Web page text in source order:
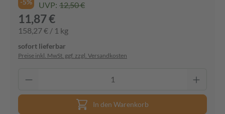
-5% UVP: 12,50 €
11,87 €
158,27 € / 1 kg
sofort lieferbar
Preise inkl. MwSt. ggf. zzgl. Versandkosten
In den Warenkorb